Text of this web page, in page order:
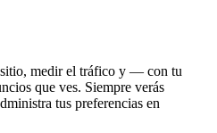
sitio, medir el tráfico y — con tu
que ves. Siempre verás
tus preferencias en